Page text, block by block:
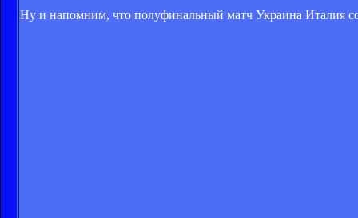
Ну и напомним, что полуфинальный матч Украина Италия